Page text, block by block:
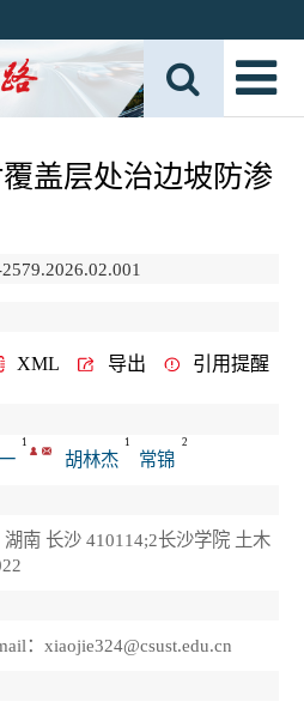
盖层处治边坡防渗
XML 导出 引用提醒
1
胡林杰
1
常锦
2
南 长沙 410114;2长沙学院 土木
：xiaojie324@csust.edu.cn